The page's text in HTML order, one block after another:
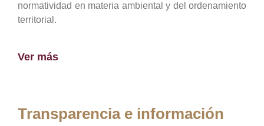
normatividad en materia ambiental y del ordenamiento
territorial.
Ver más
Transparencia e información